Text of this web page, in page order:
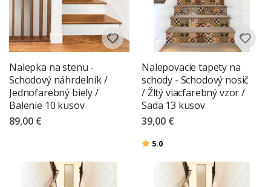
Nalepka na stenu -
Schodový náhrdelník /
Jednofarebný biely /
Balenie 10 kusov
89,00 €
Nalepovacie tapety na
schody - Schodový nosič
/ Žltý viacfarebný vzor /
Sada 13 kusov
39,00 €
Hodnotenie:
5.0